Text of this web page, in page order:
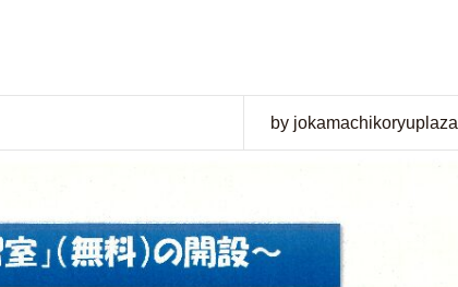
by jokamachikoryuplaza